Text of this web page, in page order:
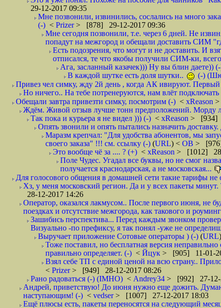
29-12-2017 09:35
Мне позвонили, извинились, сослались на много
(-) < Prizer> [878] 29-12-2017 09:36
Мне сегодня позвонили, т.е. через 6 дней. Не
попадут на межгород и обещали доставить СИМ
Есть подозрения, что могут и не доставить. И
отписался, те что якобы получили СИМ-ки,
Ага, засланный казачек))) Ну вы блин даете))
В каждой шутке есть доля шутки..
(-)
Привез чел симку, жду 2й день , когда АК ивируют. Первый
Но ничего.. На тебе потренеруются, нам влёт подключать
Обещали завтра привезти симку, посмотрим (-) < xReason
Ждём. Живой отзыв лучше тонн предположений. Морду
Так пока и курьера я не видел ))) (-) < xReason > [934]
Опять звонили и опять пытались назначить
Маразм крепчал: "Для удобства абонентов, мы
своего заказа" !!! см. ссылку (-) (URL) < ОВ >
Это вообще чё за .... ? (+) < xReason > [1012]
Поле Чудес. Угадал все буквы, но не смог
получается краснодарская, а не московская...
Для голосового общения в домашней сети такие тарифы не
Хз, у меня московский регион. Да и у всех пакеты
28-12-2017 14:26
Оператор, оказался лакмусом.. После первого июня, не
поездках и отсутствие межгорода, как такового и
Зашибись перспектива... Перед каждым звонком
Визуально -по префиксу, я так понял -уже не
Выручает приложение Сотовые операторы ) (-) (URL
Тоже поставил, но бесплатная версия
правильно определяет. (-) < Йцук > [905] 11-01-
Взял себе ТП с единой ценой на всю страну..
< Prizer> [949] 28-12-2017 08:26
Рано радоваться (-) (IMHO) < Andrey34 > [992] 27-12-
Андрей, приветствую! До июня нужно еще дожить.
наступающим! (-) < vedser> [1007] 27-12-2017 18:03
Ещё плюсы есть, пакеты переносятся на следующий